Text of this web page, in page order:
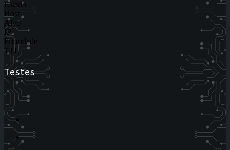
Estado
Host
Alvo
IP
Prioridade
TTL
Testes